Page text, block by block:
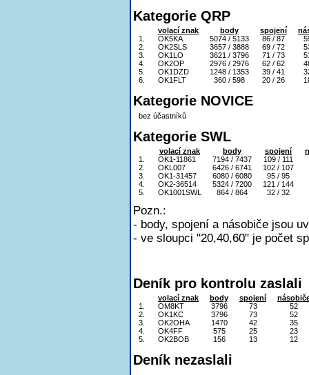
Kategorie QRP
volací znak body spojení
1.
OK5KA 5074 / 5133 86 / 87
2.
OK2SLS 3657 / 3888 69 / 72
3.
OK1LO 3621 / 3796 71 / 73
4.
OK2OP 2976 / 2976 62 / 62
5.
OK1DZD 1248 / 1353 39 / 41
6.
OK1FLT 360 / 598 20 / 26
Kategorie NOVICE
bez účastníků
Kategorie SWL
volací znak body spojení
1.
OK1-11861 7194 / 7437
109 / 111
2.
OKL007 6426 / 6741
102 / 107
3.
OK1-31457 6080 / 6080
95 / 95
4.
OK2-36514 5324 / 7200
121 / 144
5.
OK1001SWL 864 / 864 32 / 32
Pozn.:
- body, spojení a násobiče jsou
- ve sloupci "20,40,60" je počet
Deník pro kontrolu zaslali
volací znak body spojení
1.
OM8KT 3796 73
52
2.
OK1KC 3796 73
52
3.
OK2OHA 1470 42
35
4.
OK4FF 575 25
23
5.
OK2BOB 156 13 12
Deník nezaslali